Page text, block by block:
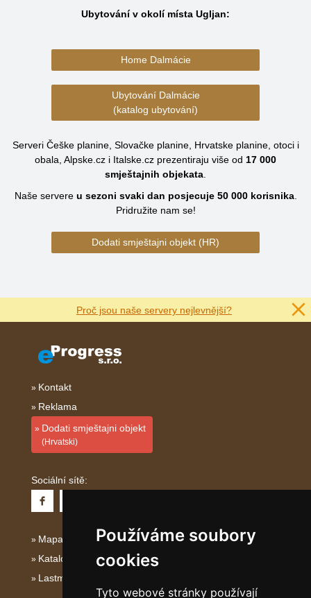
Používáme soubory
cookies
Tyto webové stránky používají
Ubytování v okolí místa Ugljan:
Home Dalmácie
Ubytování Dalmácie
(katalog ubytování)
Serveri Češke planine, Slovačke planine, Hrvatske planine, otoci i
obala, Alpske.cz i Italske.cz prezentiraju više od 17 000
smještajnih objekata
Naše servere u sezoni svaki dan posjecuje 50 000korisnika.
Pridružite nam se!
Dodati smještajni objekt (HR)
Proč jsou naše servery nejlevnější?
Kontakt
Reklama
Dodati smještajni objekt
(Hrvatski)
Sociální sítě:
Mapa serveru Dalmácie
Katalog ubytování Dalmácie
Lastminute Dalmácie